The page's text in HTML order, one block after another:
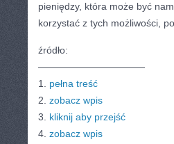
pieniędzy, która może być
korzystać z tych możliwości,
źródło:
———————————
1. pełna treść
2. zobacz wpis
3. kliknij aby przejść
4. zobacz wpis